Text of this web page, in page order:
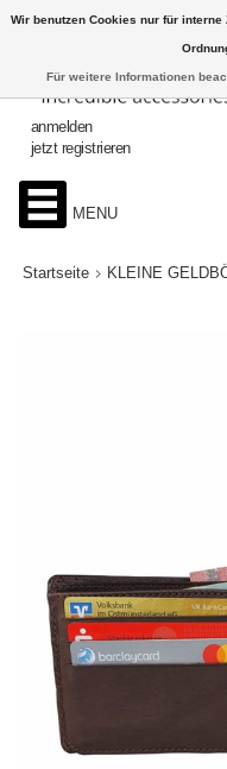
anmelden
jetzt registrieren
MENU
Startseite KLEINE
Wir benutzen Cookies nur für
Für weitere Informationen